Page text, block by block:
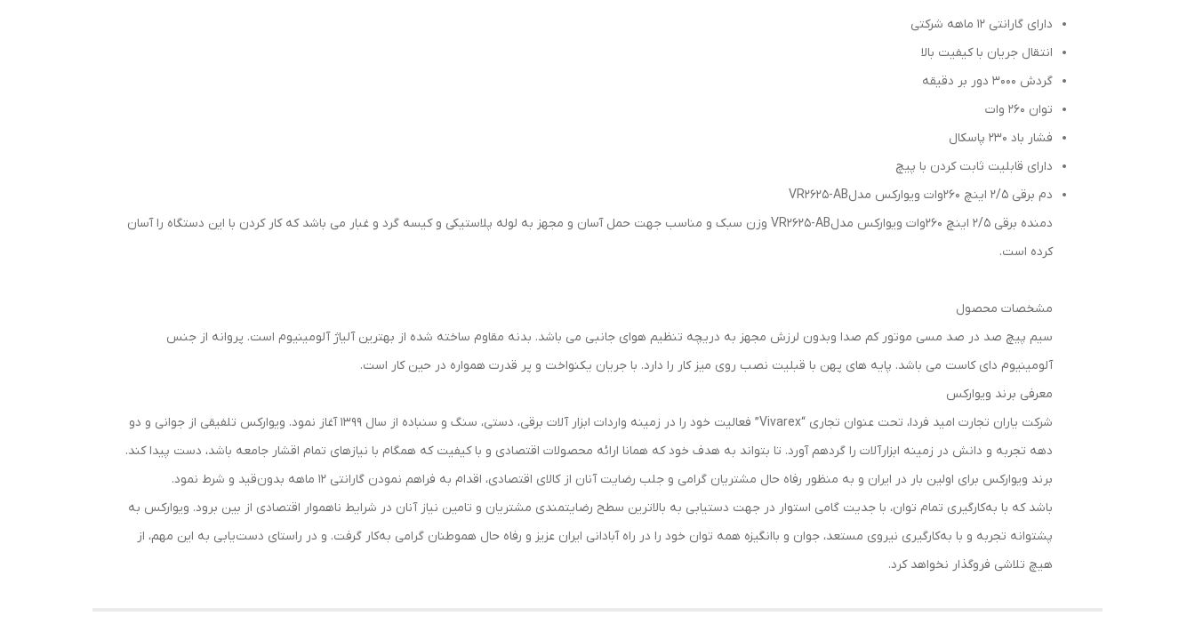
دارای گارانتی 12 ماهه شرکتی
انتقال جریان با کیفیت بالا
گردش 3000 دور بر دقیقه
توان 260 وات
فشار باد 230 پاسکال
دارای قابلیت ثابت کردن با پیچ
دم برقی 2/5 اینچ 260وات ویوارکس مدلVR2625-AB
دمنده برقی 2/5 اینچ 260وات ویوارکس مدلVR2625-AB وزن سبک و مناسب جهت حمل آسان و مجهز به لوله پلاستیکی و کیسه گرد و غبار می باشد که کار کردن با این دستگاه را آسان
کرده است.
مشخصات محصول
سیم پیچ صد در صد مسی موتور کم صدا وبدون لرزش مجهز به دریچه تنظیم هوای جانبی می باشد. بدنه مقاوم ساخته شده از بهترین آلیاژ آلومینیوم است. پروانه از جنس
آلومینیوم دای کاست می باشد. پایه های پهن با قبلیت نصب روی میز کار را دارد. با جریان یکنواخت و پر قدرت همواره در حین کار است.
معرفی برند ویوارکس
شرکت یاران تجارت امید فردا، تحت عنوان تجاری “Vivarex” فعالیت خود را در زمینه واردات ابزار آلات برقی، دستی، سنگ و سنباده از سال 1399 آغاز نمود. ویوارکس تلفیقی از جوانی و دو
دهه تجربه و دانش در زمینه ابزار‌آلات را گردهم آورد. تا بتواند به هدف خود که همانا ارائه محصولات اقتصادی و با کیفیت که همگام با نیاز‌های تمام اقشار جامعه باشد، دست پیدا کند.
برند ویوارکس برای اولین بار در ایران و به منظور رفاه حال مشتریان گرامی و جلب رضایت آنان از کالای اقتصادی، اقدام به فراهم نمودن گارانتی 12 ماهه بدون‌قید و شرط نمود.
باشد که با به‌کارگیری تمام توان، با جدیت گامی استوار در جهت دستیابی به بالاترین سطح رضایتمندی مشتریان و تامین نیاز آنان در شرایط ناهموار اقتصادی از بین برود. ویوارکس به
پشتوانه تجربه و با به‌کار‌گیری نیروی مستعد، جوان و با‌انگیزه همه توان خود را در راه آبادانی ایران عزیز و رفاه حال هموطنان گرامی به‌کار گرفت. و در راستای دست‌یابی به این مهم، از
هیچ تلاشی فروگذار نخواهد کرد.